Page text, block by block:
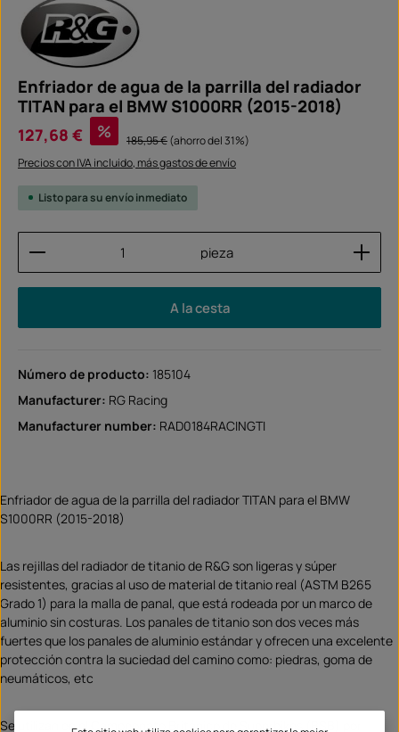
Enfriador de agua de la parrilla del radiador
TITAN para el BMW S1000RR (2015-2018)
Precio de venta:
127,68 € % Precio normal:
185,95 €(ahorro del 31%)
Precios con IVA incluido, más gastos de envío
Listo para su envío inmediato
Cantidad del producto: introduce la cantidad
pieza
A la cesta
Número de producto: 185104
Manufacturer: RG Racing
Manufacturer number: RAD0184RACINGTI
Enfriador de agua de la parrilla del radiador TITAN para el BMW
S1000RR (2015-2018)
Las rejillas del radiador de titanio de R&G son ligeras y súper
resistentes, gracias al uso de material de titanio real (ASTM B265
Grado 1) para la malla de panal, que está rodeada por un marco de
aluminio sin costuras. Los panales de titanio son dos veces más
fuertes que los panales de aluminio estándar y ofrecen una excelente
protección contra la suciedad del camino como: piedras, goma de
neumáticos, etc
Se utilizan en el Campeonato Británico de Superbikes (BSB) por